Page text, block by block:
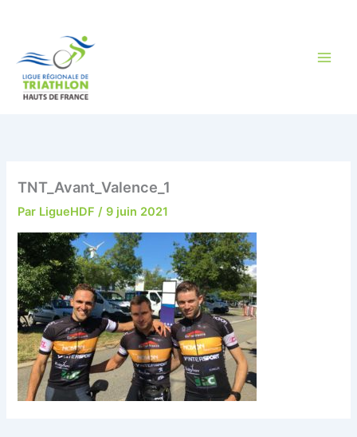
TNT_Avant_Valence_1
Par LigueHDF/9 juin 2021